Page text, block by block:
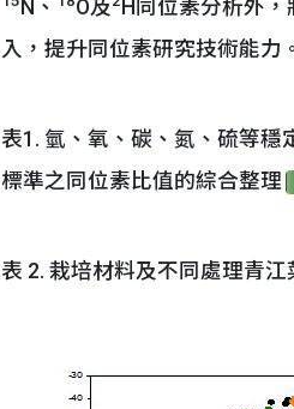
N、 O及 H同位素分析外
入，提升同位素研究技術能力。
表1. 氫、氧、碳、氮、硫等穩
標準之同位素比值的綜合整理
表 2. 栽培材料及不同處理青江